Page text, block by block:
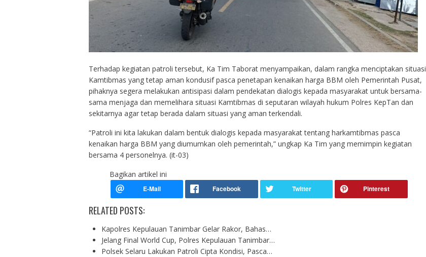
Terhadap kegiatan patroli tersebut, Ka Tim Taborat menyampaikan, dalam rangka menciptakan situasi
Kamtibmas yang tetap aman kondusif pasca penetapan kenaikan harga BBM oleh Pemerintah Pusat,
pihaknya segera melakukan antisipasi dalam pendekatan dialogis kepada masyarakat untuk bersama-
sama menjaga dan memelihara situasi Kamtibmas di seputaran wilayah hukum Polres KepTan dan
sekitarnya agar tetap berada dalam situasi yang aman terkendali.
“Patroli ini kita lakukan dalam bentuk dialogis kepada masyarakat tentang harkamtibmas pasca
kenaikan harga BBM yang diumumkan oleh pemerintah,” ungkap Ka Tim yang memimpin kegiatan
bersama 4 personelnya. (it-03)
Bagikan artikel ini
RELATED POSTS:
Kapolres Kepulauan Tanimbar Gelar Rakor, Bahas…
Jelang Final World Cup, Polres Kepulauan Tanimbar…
Polsek Selaru Lakukan Patroli Cipta Kondisi, Pasca…